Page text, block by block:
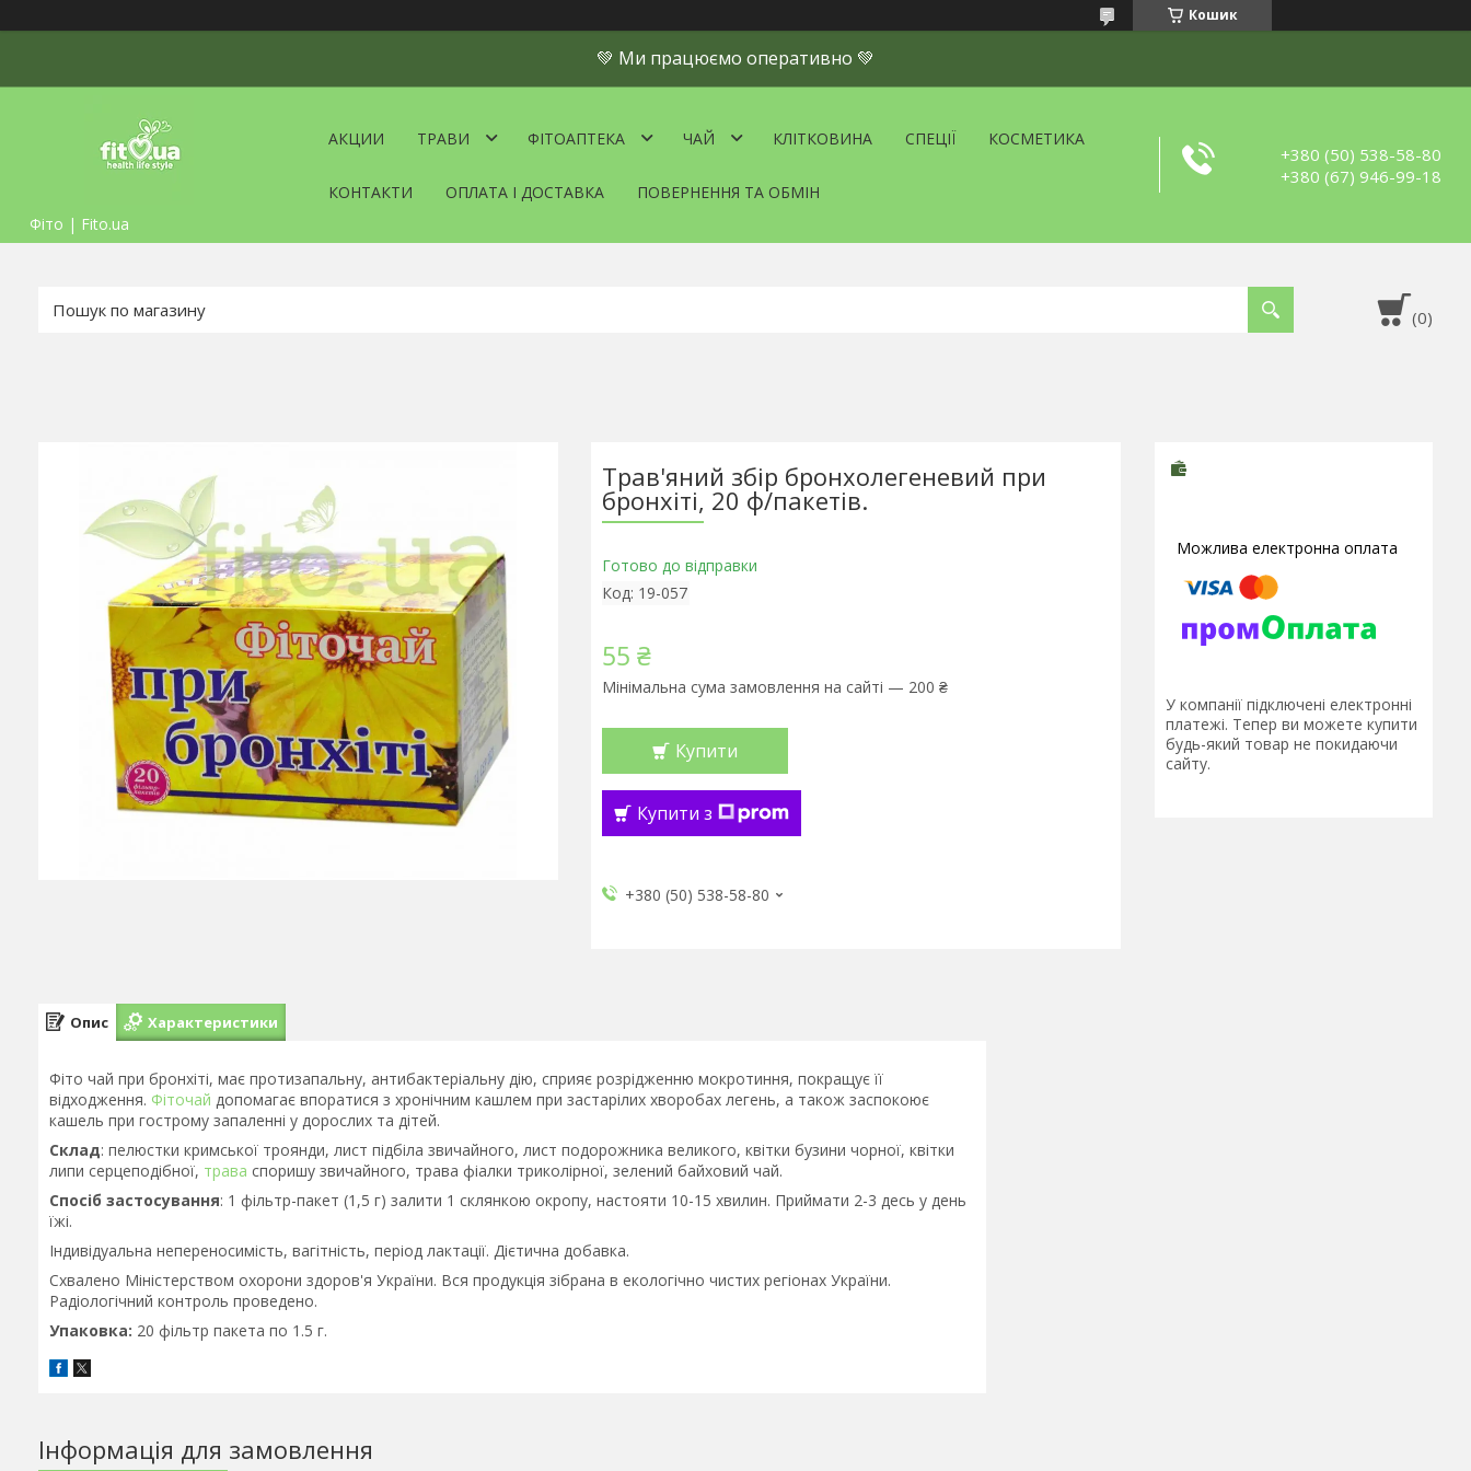
Кошик
💚 Ми працюємо оперативно 💚
Фіто | Fito.ua
АКЦИИ ТРАВИ ФІТОАПТЕКА ЧАЙ КЛІТКОВИНА СПЕЦІЇ КОСМЕТИКА
КОНТАКТИ ОПЛАТА І ДОСТАВКА ПОВЕРНЕННЯ ТА ОБМІН
+380 (50) 538-58-80
+380 (67) 946-99-18
Трав'яний збір бронхолегеневий при
бронхіті, 20 ф/пакетів.
Готово до відправки
Код: 19-057
55 ₴
Мінімальна сума замовлення на сайті — 200 ₴
Купити
Купити з
+380 (50) 538-58-80
У компанії підключені електронні
платежі. Тепер ви можете купити
будь-який товар не покидаючи
сайту.
Опис Характеристики
Фіто чай при бронхіті, має протизапальну, антибактеріальну дію, сприяє розрідженню мокротиння, покращує її
відходження. Фіточай допомагає впоратися з хронічним кашлем при застарілих хворобах легень, а також заспокоює
кашель при гострому запаленні у дорослих та дітей.
Склад: пелюстки кримської троянди, лист підбіла звичайного, лист подорожника великого, квітки бузини чорної, квітки
липи серцеподібної, трава споришу звичайного, трава фіалки триколірної, зелений байховий чай.
Спосіб застосування: 1 фільтр-пакет (1,5 г) залити 1 склянкою окропу, настояти 10-15 хвилин. Приймати 2-3 десь у день
їжі.
Індивідуальна непереносимість, вагітність, період лактації. Дієтична добавка.
Схвалено Міністерством охорони здоров'я України. Вся продукція зібрана в екологічно чистих регіонах України.
Радіологічний контроль проведено.
Упаковка: 20 фільтр пакета по 1.5 г.
Інформація для замовлення